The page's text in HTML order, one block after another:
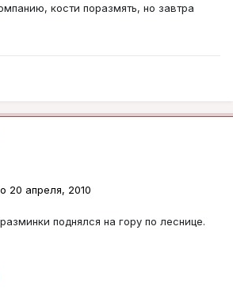
кости поразмять, но завтра
20 апреля, 2010
поднялся на гору по леснице.